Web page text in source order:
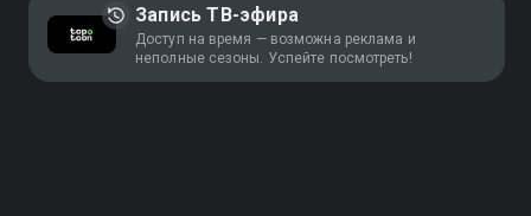
Запись ТВ-эфира
Доступ на время — возможна реклама и
неполные сезоны. Успейте посмотреть!